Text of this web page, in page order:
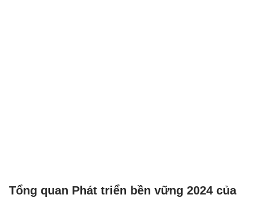
Tổng quan Phát triển bền vững 2024 của